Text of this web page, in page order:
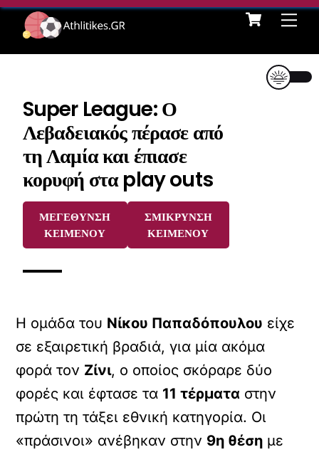
Skip
content
Cart
Super League: Ο
Λεβαδειακός πέρασε από
τη Λαμία και έπιασε
κορυφή στα play outs
ΜΕΓΕΘΥΝΣΗ
ΚΕΙΜΕΝΟΥ
ΣΜΙΚΡΥΝΣΗ
ΚΕΙΜΕΝΟΥ
Η ομάδα του Νίκου Παπαδόπουλου είχε
σε εξαιρετική βραδιά, για μία ακόμα
φορά τον Ζίνι, ο οποίος σκόραρε δύο
φορές και έφτασε τα 11 τέρματα στην
πρώτη τη τάξει εθνική κατηγορία. Οι
«πράσινοι» ανέβηκαν στην 9η θέση με